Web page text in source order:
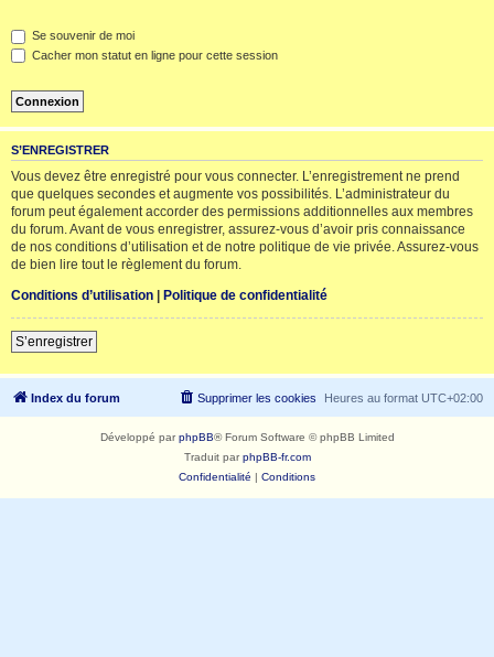
Se souvenir de moi
Cacher mon statut en ligne pour cette session
S’ENREGISTRER
Vous devez être enregistré pour vous connecter. L’enregistrement ne prend
que quelques secondes et augmente vos possibilités. L’administrateur du
forum peut également accorder des permissions additionnelles aux membres
du forum. Avant de vous enregistrer, assurez-vous d’avoir pris connaissance
de nos conditions d’utilisation et de notre politique de vie privée. Assurez-vous
de bien lire tout le règlement du forum.
Conditions d’utilisation | Politique de confidentialité
S’enregistrer
Index du forum Heures au format UTC+02:00
Supprimer les cookies
Développé parphpBB® Forum Software © phpBB Limited
Traduit parphpBB-fr.com
Confidentialité | Conditions